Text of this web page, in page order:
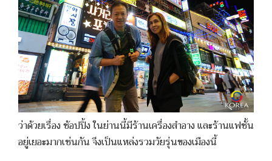
ว่าด้วยเรื่อง ช้อปปิ้ง ในย่านนี้มีร้านเครื่องสำอาง และร้านแฟชั้น
อยู่เยอะมากเช่นกัน จึงเป็นแหล่งรวมวัยรุ่นของเมืองนี้